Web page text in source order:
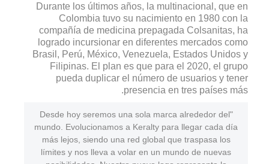
Durante los últimos años, la multinacional, que en
Colombia tuvo su nacimiento en 1980 con la
compañía de medicina prepagada Colsanitas, ha
logrado incursionar en diferentes mercados como
Brasil, Perú, México, Venezuela, Estados Unidos y
Filipinas. El plan es que para el 2020, el grupo
pueda duplicar el número de usuarios y tener
presencia en tres países más.
"Desde hoy seremos una sola marca alrededor del
mundo. Evolucionamos a Keralty para llegar cada día
más lejos, siendo una red global que traspasa los
límites y nos lleva a volar en un mundo de nuevas